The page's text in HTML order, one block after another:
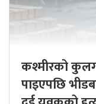
कश्मीरको
पाइएपछि